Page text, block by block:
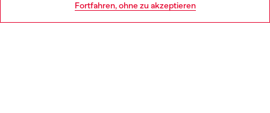
Fortfahren, ohne zu akzeptieren